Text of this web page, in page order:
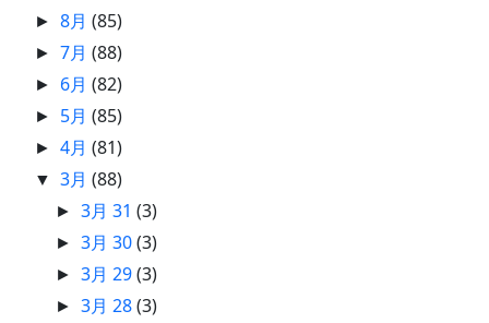
►8月(85)
►7月(88)
► 6月(82)
► 5月(85)
►4月(81)
▼3月(88)
►3月 31(3)
►3月 30(3)
►3月 29(3)
►3月 28(3)